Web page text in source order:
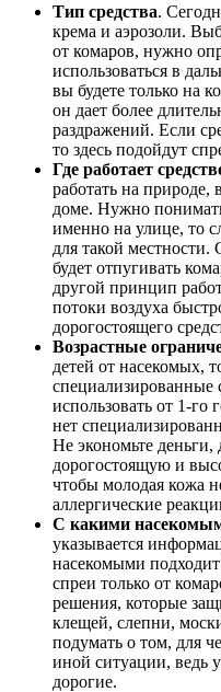
Тип средства.
крема и аэрозоли.
от комаров, нужно
использоваться в
вы будете только на
он дает более
раздражений. Если
то здесь подойдут
Где работает
работать на природе,
доме. Нужно
именно на улице, то
для такой
будет отпугивать
другой принцип
потоки воздуха
дорогостоящего
Возрастные
детей от насекомых,
специализированные
использовать от 1-го
нет
Не экономьте деньги,
дорогостоящую и
чтобы молодая кожа
аллергические
С какими
указывается
насекомыми
спреи только от
решения, которые
клещей, слепни,
подумать о том, для
иной ситуации, ведь
дорогие.